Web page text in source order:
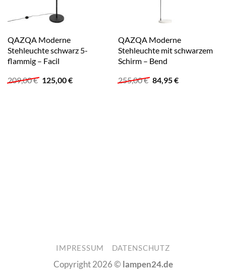
QAZQA Moderne
Stehleuchte schwarz 5-
flammig – Facil
209,00€ Ursprünglicher
Preis
125,00€Aktueller
QAZQA Moderne
Stehleuchte mit schwarzem
Schirm – Bend
255,00€ Ursprünglicher
Preis
84,95€Aktueller
IMPRESSUM DATENSCHUTZ
Copyright 2026 © lampen24.de